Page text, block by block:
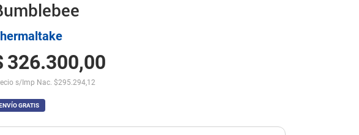
326.300,00
s/Imp Nac. $295.294,12
GRATIS